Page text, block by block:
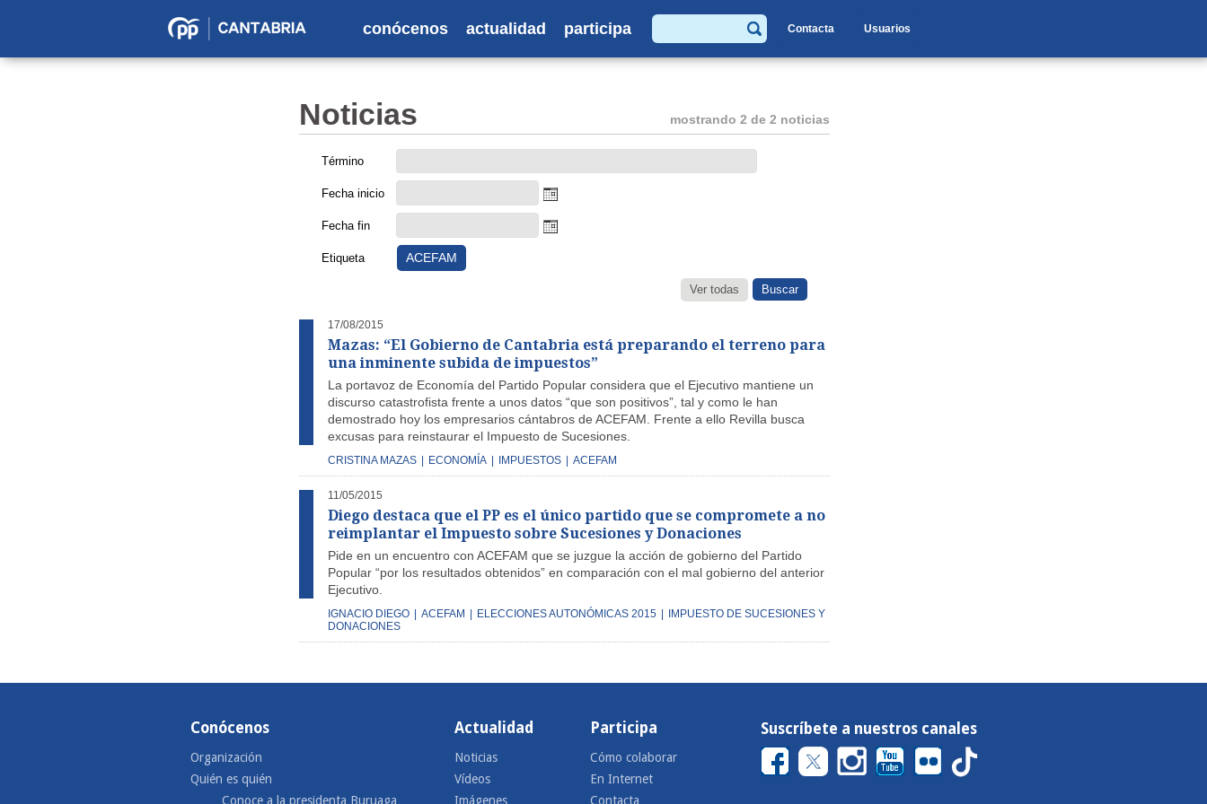
Partido
conócenos actualidad participa
Buscar
Contacta Usuarios
Noticias mostrando 2 de 2 noticias
Término
Fecha inicio
Fecha fin
Etiqueta ACEFAM
Ver todas
17/08/2015
Mazas: “El Gobierno de Cantabria está preparando el terreno para
una inminente subida de impuestos”
La portavoz de Economía del Partido Popular considera que el Ejecutivo mantiene un
discurso catastrofista frente a unos datos “que son positivos”, tal y como le han
demostrado hoy los empresarios cántabros de ACEFAM. Frente a ello Revilla busca
excusas para reinstaurar el Impuesto de Sucesiones.
CRISTINA MAZAS ECONOMÍA IMPUESTOS ACEFAM
11/05/2015
Diego destaca que el PP es el único partido que se compromete a no
reimplantar el Impuesto sobre Sucesiones y Donaciones
Pide en un encuentro con ACEFAM que se juzgue la acción de gobierno del Partido
Popular “por los resultados obtenidos” en comparación con el mal gobierno del anterior
Ejecutivo.
IGNACIO DIEGO ACEFAM ELECCIONES AUTONÓMICAS 2015
IMPUESTO DE SUCESIONES Y
DONACIONES
Conócenos
Organización
Quién es quién
Conoce a la presidenta Buruaga
Actualidad
Noticias
Vídeos
Imágenes
Participa
Cómo colaborar
En Internet
Contacta
Suscríbete a nuestros canales